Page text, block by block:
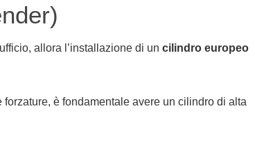
allora l’installazione di un cilindro europeo
è fondamentale avere un cilindro di alta